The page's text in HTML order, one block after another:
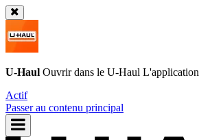
U-Haul Ouvrir dans le U-Haul L'application
Actif
Passer au contenu principal